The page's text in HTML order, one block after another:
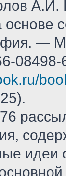
А.И.
основе
—
идеи